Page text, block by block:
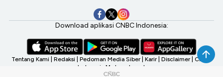
Download aplikasi CNBC Indonesia:
Tentang Kami Redaksi Pedoman Media Siber Karir Disclaimer CNBC
Indonesia My Investment
©2026 CNBC Indonesia, A Transmedia Company